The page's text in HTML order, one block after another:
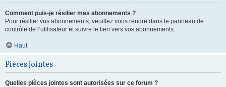
Comment puis-je résilier mes abonnements ?
Pour résilier vos abonnements, veuillez vous rendre dans le panneau de
contrôle de l’utilisateur et suivre le lien vers vos abonnements.
Haut
Pièces jointes
Quelles pièces jointes sont autorisées sur ce forum ?